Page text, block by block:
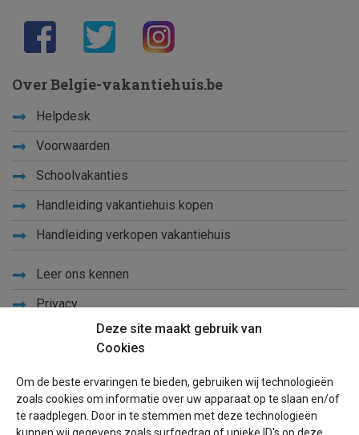
Deze site maakt gebruik van
Cookies
Om de beste ervaringen te bieden, gebruiken wij technologieën
zoals cookies om informatie over uw apparaat op te slaan en/of
te raadplegen. Door in te stemmen met deze technologieën
Over Belgie-vakantiehuis.be
Helpdesk
Voorwaarden
Schoolvakanties
Handleiding vakantiehuis kopen
Handleiding verkopen vakantiehuis
Leer ons kennen
Privacy
Blog